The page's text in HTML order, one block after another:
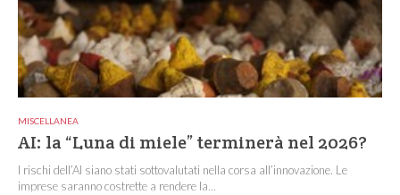
MISCELLANEA
AI: la “Luna di miele” terminerà nel 2026?
I rischi dell’AI siano stati sottovalutati nella corsa all’innovazione. Le
imprese saranno costrette a rendere la...